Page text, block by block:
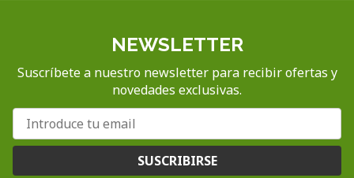
NEWSLETTER
Suscríbete a nuestro newsletter para recibir ofertas y
novedades exclusivas.
SUSCRIBIRSE